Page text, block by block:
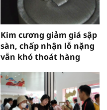
Kim cương giảm giá sập
sàn, chấp nhận lỗ nặng
vẫn khó thoát hàng